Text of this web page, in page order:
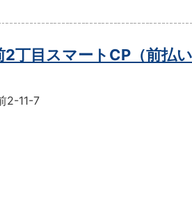
2丁目スマートCP（前払
2-11-7